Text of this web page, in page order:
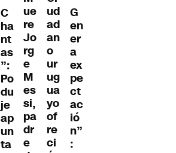
C
ha
nt
as
”:
Po
du
je
ap
un
ta
ue
re
Jo
rg
e
M
es
si,
pa
dr
e
ud
ad
an
o
ur
ug
ua
yo
of
re
ci
G
en
er
a
ex
pe
ct
ac
ió
n”
: